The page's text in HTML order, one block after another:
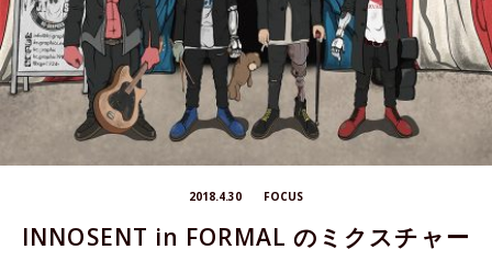
2018.4.30 FOCUS
INNOSENT in FORMAL のミクスチャー